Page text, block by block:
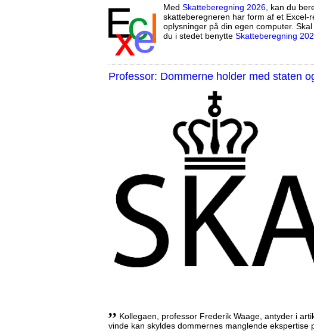
Med Skatteberegning 2026 , kan du
skatteberegneren har form af et
oplysninger på din egen computer.
du i stedet benytte Skatteberegning
Professor: Dommerne holder med staten
,, Kollegaen, professor Frederik Waage, antyder i
vinde kan skyldes dommernes manglende ekspertise